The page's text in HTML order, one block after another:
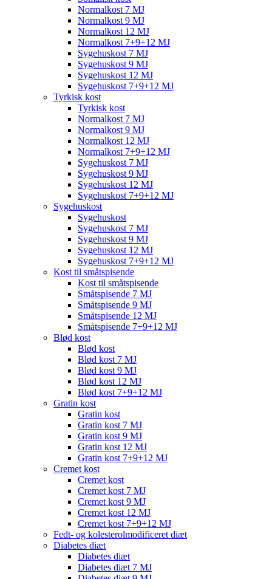
Normalkost 7 MJ
Normalkost 9 MJ
Normalkost 12 MJ
Normalkost 7+9+12 MJ
Sygehuskost 7 MJ
Sygehuskost 9 MJ
Sygehuskost 12 MJ
Sygehuskost 7+9+12 MJ
Tyrkisk kost
Tyrkisk kost
Normalkost 7 MJ
Normalkost 9 MJ
Normalkost 12 MJ
Normalkost 7+9+12 MJ
Sygehuskost 7 MJ
Sygehuskost 9 MJ
Sygehuskost 12 MJ
Sygehuskost 7+9+12 MJ
Sygehuskost
Sygehuskost
Sygehuskost 7 MJ
Sygehuskost 9 MJ
Sygehuskost 12 MJ
Sygehuskost 7+9+12 MJ
Kost til småtspisende
Kost til småtspisende
Småtspisende 7 MJ
Småtspisende 9 MJ
Småtspisende 12 MJ
Småtspisende 7+9+12 MJ
Blød kost
Blød kost
Blød kost 7 MJ
Blød kost 9 MJ
Blød kost 12 MJ
Blød kost 7+9+12 MJ
Gratin kost
Gratin kost
Gratin kost 7 MJ
Gratin kost 9 MJ
Gratin kost 12 MJ
Gratin kost 7+9+12 MJ
Cremet kost
Cremet kost
Cremet kost 7 MJ
Cremet kost 9 MJ
Cremet kost 12 MJ
Cremet kost 7+9+12 MJ
Fedt- og kolesterolmodificeret diæt
Diabetes diæt
Diabetes diæt
Diabetes diæt 7 MJ